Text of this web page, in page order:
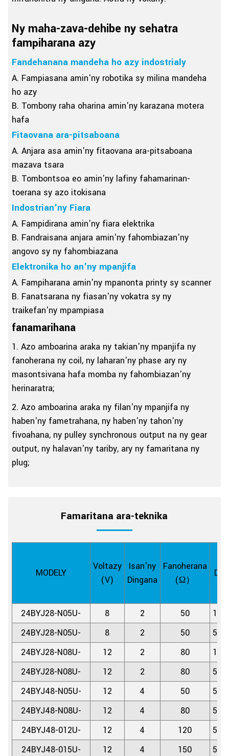
Ny maha-zava-dehibe ny sehatra
fampiharana azy
Fandehanana mandeha ho azy indostrialy
A. Fampiasana amin'ny robotika sy milina mandeha
ho azy
B. Tombony raha oharina amin'ny karazana motera
hafa
Fitaovana ara-pitsaboana
A. Anjara asa amin'ny fitaovana ara-pitsaboana
mazava tsara
B. Tombontsoa eo amin'ny lafiny fahamarinan-
toerana sy azo itokisana
Indostrian'ny Fiara
A. Fampidirana amin'ny fiara elektrika
B. Fandraisana anjara amin'ny fahombiazan'ny
angovo sy ny fahombiazana
Elektronika ho an'ny mpanjifa
A. Fampiharana amin'ny mpanonta printy sy scanner
B. Fanatsarana ny fiasan'ny vokatra sy ny
traikefan'ny mpampiasa
fanamarihana
1. Azo amboarina araka ny takian'ny mpanjifa ny
fanoherana ny coil, ny laharan'ny phase ary ny
masontsivana hafa momba ny fahombiazan'ny
herinaratra;
2. Azo amboarina araka ny filan'ny mpanjifa ny
haben'ny fametrahana, ny haben'ny tahon'ny
fivoahana, ny pulley synchronous output na ny gear
output, ny halavan'ny tariby, ary ny famaritana ny
plug;
Famaritana ara-teknika
MODELY
Voltazy
(V)
Isan'ny
Dingana
Fanoherana
(Ω）
24BYJ28-N05U- 8 2 50
24BYJ28-N05U-
8 2 50
24BYJ28-N08U-
12 2 80
24BYJ28-N08U-
12 2 80
24BYJ48-N05U-
12 4 50
24BYJ48-N08U-
12 4 80
24BYJ48-012U-
12 4 120
24BYJ48-015U-
12 4 150